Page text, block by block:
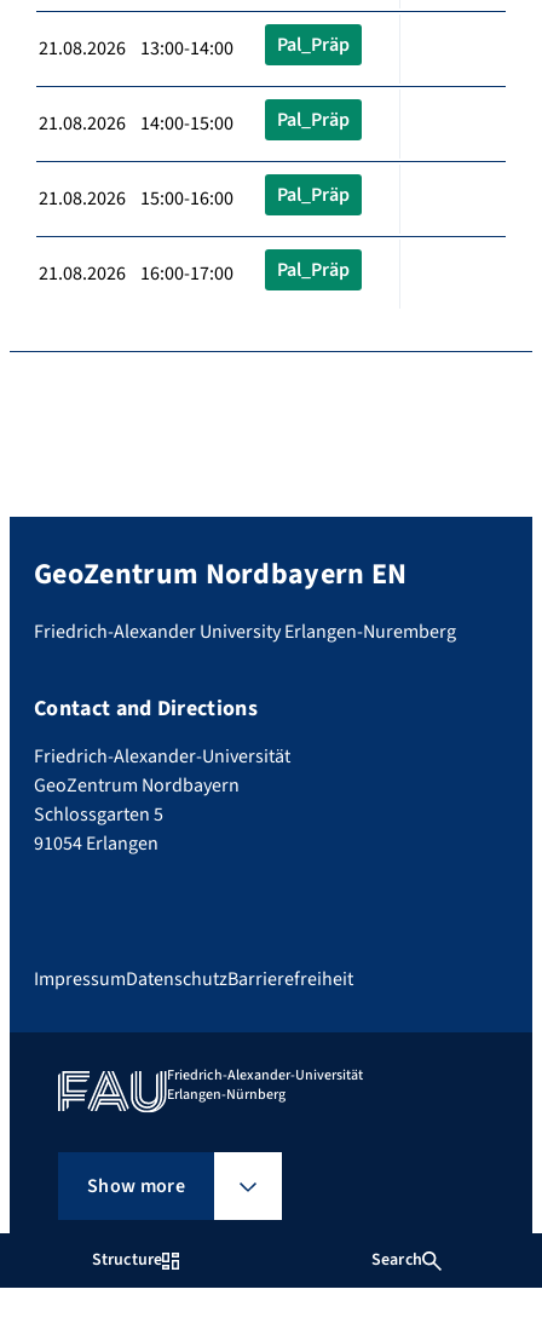
Structure Search
21.08.2026 13:00-14:00 Pal_Präp
21.08.2026 14:00-15:00 Pal_Präp
21.08.2026 15:00-16:00 Pal_Präp
21.08.2026 16:00-17:00 Pal_Präp
GeoZentrum Nordbayern EN
Friedrich-Alexander University Erlangen-Nuremberg
Contact and Directions
Friedrich-Alexander-Universität
GeoZentrum Nordbayern
Schlossgarten 5
91054 Erlangen
ImpressumDatenschutzBarrierefreiheit
Friedrich-Alexander-Universität
Erlangen-Nürnberg
Show more